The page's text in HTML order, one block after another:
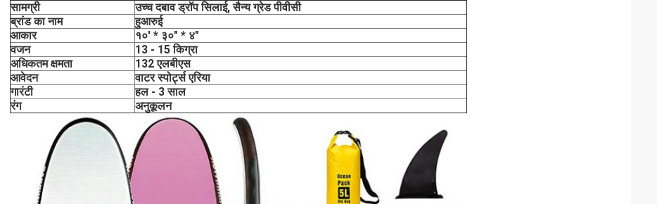
सामग्री
उच्च दबाव ड्रॉप सिलाई, सैन्य ग्रेड पीवीसी
ब्रांड का नाम
हुआरुई
आकार
१०' * ३०" * ४"
वजन
13 - 15 किग्रा
अधिकतम क्षमता
132 एलबीएस
आवेदन
वाटर स्पोर्ट्स एरिया
गारंटी
हल - 3 साल
रंग
अनुकूलन